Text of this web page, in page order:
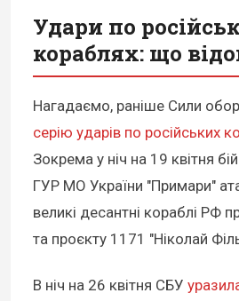
Удари по
кораблях: що
Нагадаємо, раніше Сили
серію ударів по російських
Зокрема у ніч на 19 квітня
ГУР МО України "Примари"
великі десантні кораблі РФ
та проєкту 1171 "Ніколай
В ніч на 26 квітня СБУ